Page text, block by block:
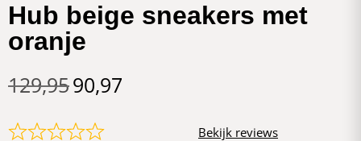
Hub beige sneakers met
oranje
129,9590,97
Bekijk reviews